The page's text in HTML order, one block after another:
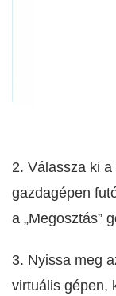
2. Válassza ki
gazdagépen
a „Megosztás”
3. Nyissa meg
virtuális gépen,